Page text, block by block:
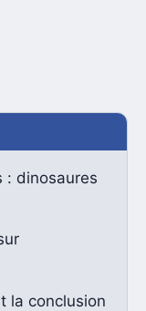
: dinosaures
la conclusion